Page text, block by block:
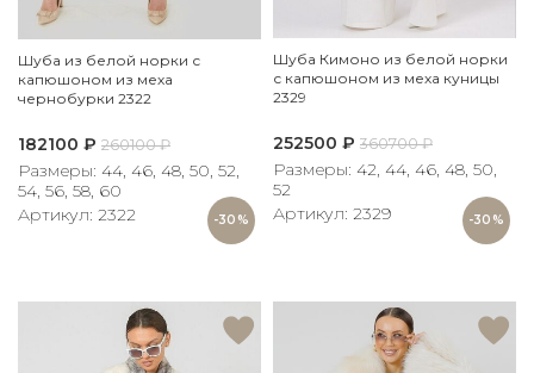
-30%
Шуба из белой норки с
капюшоном из меха
чернобурки 2322
182100 ₽ 260100₽
Размеры: 44, 46, 48, 50, 52,
54, 56, 58, 60
Артикул: 2322
-30%
Шуба Кимоно из белой норки
с капюшоном из меха куницы
2329
252500 ₽ 360700₽
Размеры: 42, 44, 46, 48, 50,
52
Артикул: 2329